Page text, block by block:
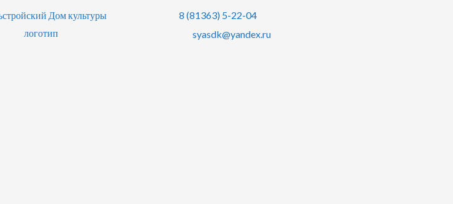
8 (81363) 5-22-04
syasdk@yandex.ru